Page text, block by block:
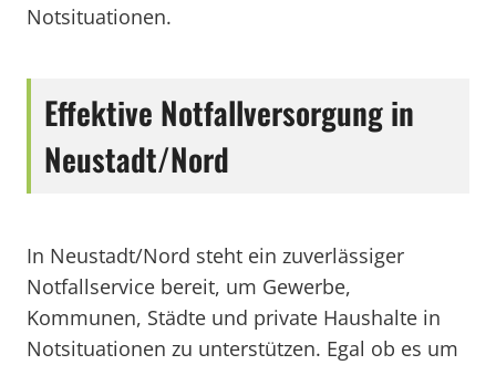
Notsituationen.
Effektive Notfallversorgung in
Neustadt/Nord
In Neustadt/Nord steht ein zuverlässiger
Notfallservice bereit, um Gewerbe,
Kommunen, Städte und private Haushalte in
Notsituationen zu unterstützen. Egal ob es um